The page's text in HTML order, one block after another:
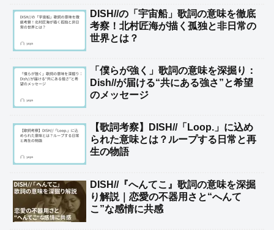
DISH//の「宇宙船」歌詞の意味を徹底
考察！北村匠海が描く孤独と非日常の
世界とは？
「僕らが強く」歌詞の意味を深掘り：
Dish//が届ける“共にある強さ”と希望
のメッセージ
【歌詞考察】DISH//「Loop.」に込め
られた意味とは？ループする日常と再
生の物語
DISH//『へんてこ』歌詞の意味を深掘
り解説｜恋愛の不器用さと“へんて
こ”な感情に共感